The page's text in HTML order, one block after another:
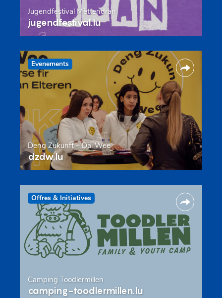
Jugendfestival Mëttendran
jugendfestival.lu
Evenements
Deng Zukunft – Däi Wee
dzdw.lu
Offres & Initiatives
Camping Toodlermillen
camping-toodlermillen.lu